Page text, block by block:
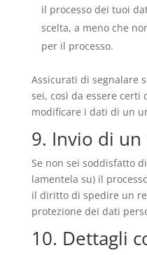
il processo dei tuoi
scelta, a meno che
per il processo.
Assicurati di segnalare
sei, così da essere certi
modificare i dati di un
9. Invio di
Se non sei soddisfatto
lamentela su) il
il diritto di spedire un
protezione dei dati
10. Dettagli